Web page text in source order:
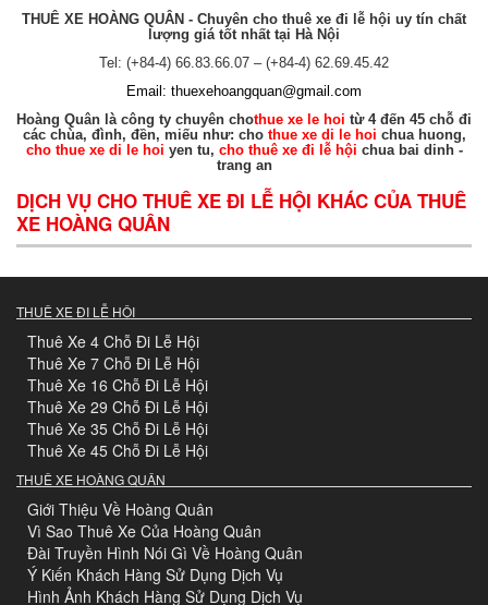
THUÊ XE HOÀNG QUÂN - Chuyên cho thuê xe đi lễ hội uy tín chất
lượng giá tốt nhất tại Hà Nội
Tel: (+84-4) 66.83.66.07 – (+84-4) 62.69.45.42
Email: thuexehoangquan@gmail.com
Hoàng Quân là công ty chuyên chothue xe le hoi từ 4 đến 45 chỗ đi
các chùa, đình, đền, miếu như: cho thue xe di le hoi chua huong,
cho thue xe di le hoi yen tu, cho thuê xe đi lễ hội chua bai dinh -
trang an
DỊCH VỤ CHO THUÊ XE ĐI LỄ HỘI KHÁC CỦA THUÊ
XE HOÀNG QUÂN
THUÊ XE ĐI LỄ HỘI
Thuê Xe 4 Chỗ Đi Lễ Hội
Thuê Xe 7 Chỗ Đi Lễ Hội
Thuê Xe 16 Chỗ Đi Lễ Hội
Thuê Xe 29 Chỗ Đi Lễ Hội
Thuê Xe 35 Chỗ Đi Lễ Hội
Thuê Xe 45 Chỗ Đi Lễ Hội
THUÊ XE HOÀNG QUÂN
Giới Thiệu Về Hoàng Quân
Vì Sao Thuê Xe Của Hoàng Quân
Đài Truyền Hình Nói Gì Về Hoàng Quân
Ý Kiến Khách Hàng Sử Dụng Dịch Vụ
Hình Ảnh Khách Hàng Sử Dụng Dịch Vụ